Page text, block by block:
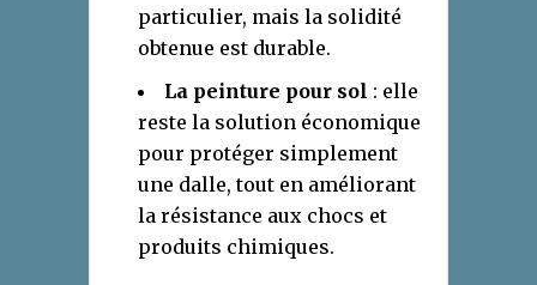
particulier, mais la solidité
obtenue est durable.
La peinture pour sol : elle
reste la solution économique
pour protéger simplement
une dalle, tout en améliorant
la résistance aux chocs et
produits chimiques.